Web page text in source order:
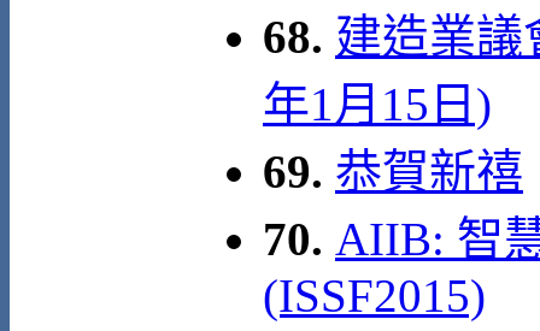
68. 建造業議
年1月15日)
69. 恭賀新禧
70. AIIB: 智
(ISSF2015)